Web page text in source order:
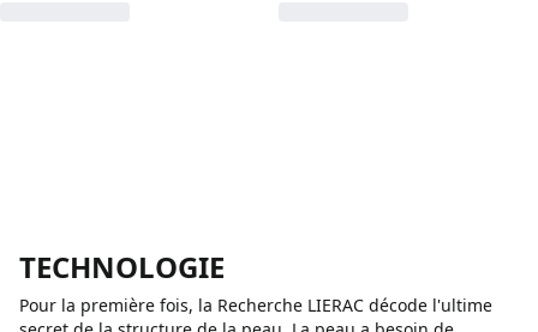
TECHNOLOGIE
Pour la première fois, la Recherche LIERAC décode l'ultime